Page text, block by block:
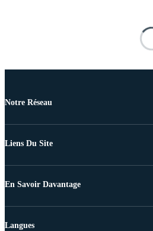
Notre Réseau
Liens Du Site
En Savoir Davantage
Langues